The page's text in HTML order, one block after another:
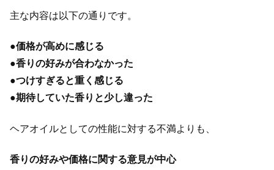
主な内容は以下の通りです。
●価格が高めに感じる
●香りの好みが合わなかった
●つけすぎると重く感じる
●期待していた香りと少し違った
ヘアオイルとしての性能に対する不満よりも、
香りの好みや価格に関する意見が中心